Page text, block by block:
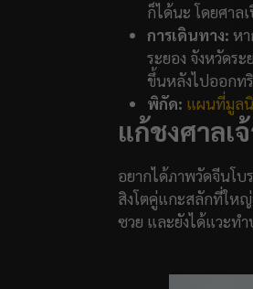
ก็ได้นะ โดยศาล
การเดินทาง: ห
ระยอง จังหวัดร
ขึ้นหลังไปออกท
พิกัด: แผนที่มูล
แก้ชงศาลเ
อยากได้ภาพวัดจีนโ
สิงโตคู่แกะสลักที่ให
ซวย และยังได้แวะท